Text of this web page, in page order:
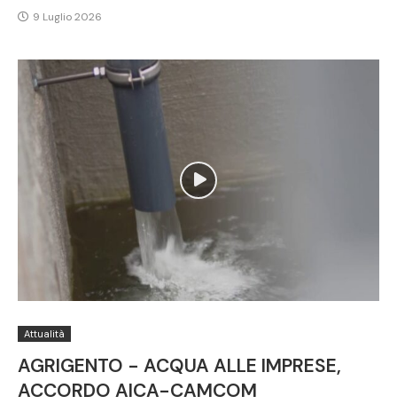
9 Luglio 2026
Attualità
AGRIGENTO - ACQUA ALLE IMPRESE,
ACCORDO AICA-CAMCOM